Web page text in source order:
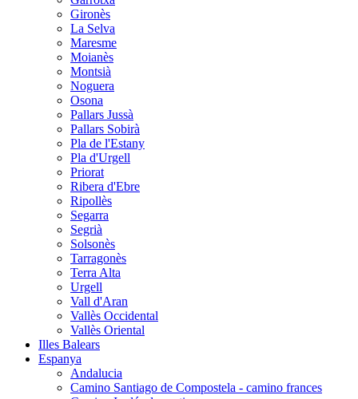
Gironès
La Selva
Maresme
Moianès
Montsià
Noguera
Osona
Pallars Jussà
Pallars Sobirà
Pla de l'Estany
Pla d'Urgell
Priorat
Ribera d'Ebre
Ripollès
Segarra
Segrià
Solsonès
Tarragonès
Terra Alta
Urgell
Vall d'Aran
Vallès Occidental
Vallès Oriental
Illes Balears
Espanya
Andalucia
Camino Santiago de Compostela - camino frances